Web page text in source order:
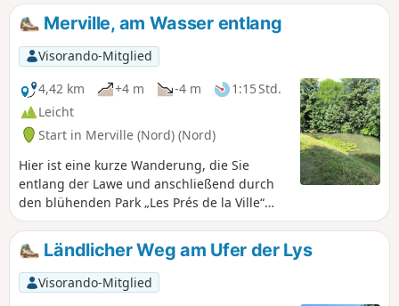
können wunderschöne Weiden bewundern,
die inmitten ihrer Weiden gigantisch wirken.
Mehrere Informationstafeln zur Geschichte
der Orte säumen diese Route: Pont Riqueult,
Friedhof, Park, Dorfzentrum, entlang der
Lawe, Pont de la Fosse. Nehmen Sie sich
Zeit, sie zu lesen.
Merville, am Wasser entlang
Visorando-Mitglied
4,42 km
+4 m -4 m
1:15 Std.
Leicht
Start in Merville (Nord) (Nord)
Hier ist eine kurze Wanderung, die Sie
entlang der Lawe und anschließend durch
den blühenden Park „Les Prés de la Ville“
führt.
Ländlicher Weg am Ufer der Lys
Visorando-Mitglied